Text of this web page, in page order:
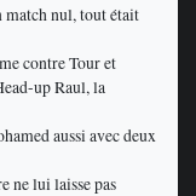
match nul, tout était
contre Tour et
up Raul, la
aussi avec deux
ne lui laisse pas